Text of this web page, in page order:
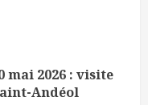
mai 2026 : visite
Andéol